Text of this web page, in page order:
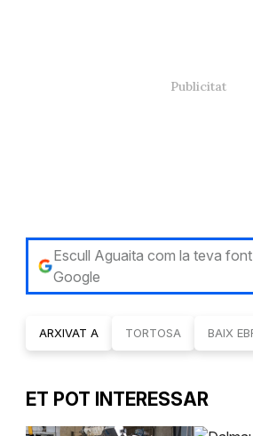
Escull Aguaita com la teva
Google
ARXIVAT A TORTOSA BAIX
ET POT INTERESSAR